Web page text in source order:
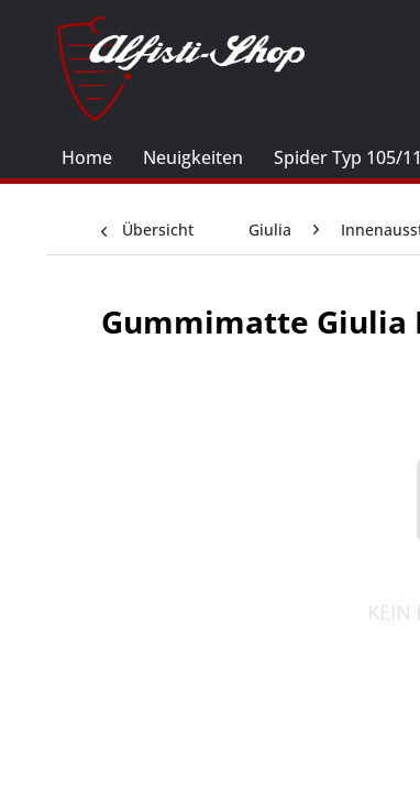
Home Neuigkeiten Spider Typ 105/
Übersicht Giulia
Gummimatte Giulia